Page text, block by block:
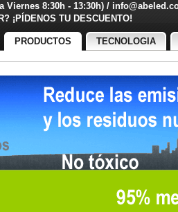
Viernes 8:30h - 13:30h) /
¡PÍDENOS TU DESCUENTO!
PRODUCTOS TECNOLOGIA